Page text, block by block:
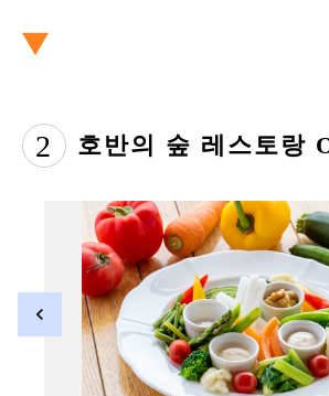
2 호반의 숲 레스토랑